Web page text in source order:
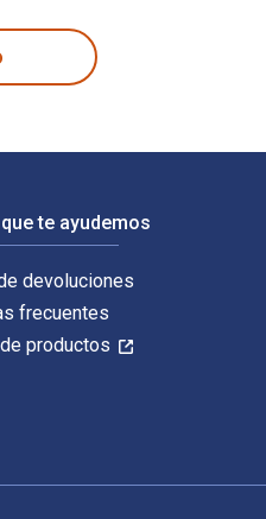
te ayudemos
devoluciones
frecuentes
productos